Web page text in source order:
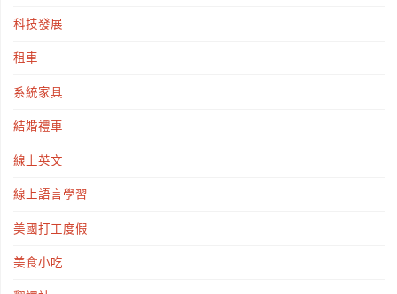
科技發展
租車
系統家具
結婚禮車
線上英文
線上語言學習
美國打工度假
美食小吃